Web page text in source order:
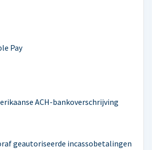
Pay
ACH-bankoverschrijving
geautoriseerde incassobetalingen